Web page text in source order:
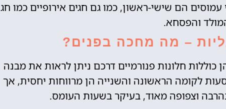
עמוסים הם שישי-ראשון, כמו גם חגים אירופיים כמו חג
והפסחא.
– מה מחכה בפנים?
כוללות חלונות פנורמיים דרכם ניתן לראות את מבנה
לקומה הראשונה והשנייה הן מרווחות יחסית, אך
וצפופה מאוד, בעיקר בשעות העומס.